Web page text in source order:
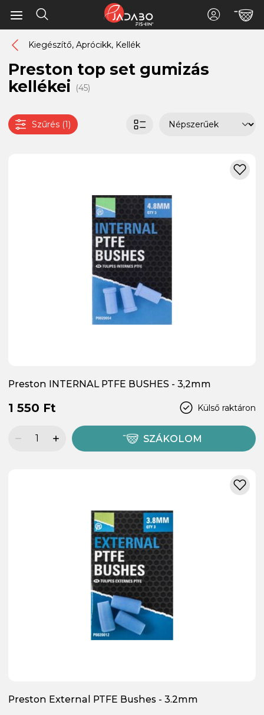
Kiegészítő, Aprócikk, Kellék
Preston top set gumizás
kellékei
(45)
Szűrés (1)
Preston INTERNAL PTFE BUSHES - 3,2mm
Külső raktáron
1 550 Ft
SZÁKOLOM
Preston External PTFE Bushes - 3.2mm